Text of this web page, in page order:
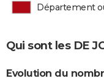
Département
Qui sont les DE
Evolution du